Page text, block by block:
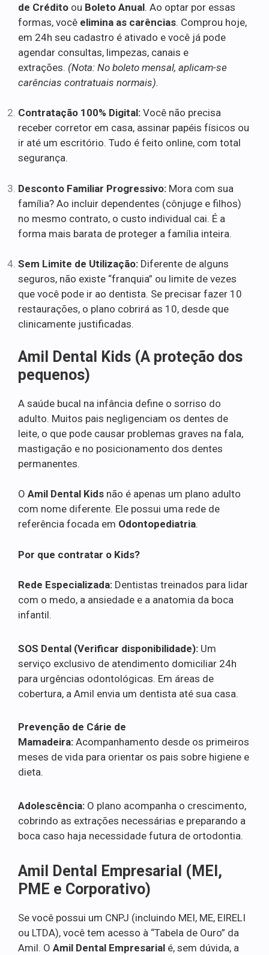
de Crédito ou Boleto Anual. Ao optar por essas
formas, você elimina as carências. Comprou hoje,
em 24h seu cadastro é ativado e você já pode
agendar consultas, limpezas, canais e
extrações. (Nota: No boleto mensal, aplicam-se
carências contratuais normais).
Contratação 100% Digital: Você não precisa
receber corretor em casa, assinar papéis físicos ou
ir até um escritório. Tudo é feito online, com total
segurança.
Desconto Familiar Progressivo: Mora com sua
família? Ao incluir dependentes (cônjuge e filhos)
no mesmo contrato, o custo individual cai. É a
forma mais barata de proteger a família inteira.
Sem Limite de Utilização: Diferente de alguns
seguros, não existe “franquia” ou limite de vezes
que você pode ir ao dentista. Se precisar fazer 10
restaurações, o plano cobrirá as 10, desde que
clinicamente justificadas.
Amil Dental Kids (A proteção dos
pequenos)
A saúde bucal na infância define o sorriso do
adulto. Muitos pais negligenciam os dentes de
leite, o que pode causar problemas graves na fala,
mastigação e no posicionamento dos dentes
permanentes.
O Amil Dental Kids não é apenas um plano adulto
com nome diferente. Ele possui uma rede de
referência focada em Odontopediatria.
Por que contratar o Kids?
Rede Especializada: Dentistas treinados para lidar
com o medo, a ansiedade e a anatomia da boca
infantil.
SOS Dental (Verificar disponibilidade): Um
serviço exclusivo de atendimento domiciliar 24h
para urgências odontológicas. Em áreas de
cobertura, a Amil envia um dentista até sua casa.
Prevenção de Cárie de
Mamadeira: Acompanhamento desde os primeiros
meses de vida para orientar os pais sobre higiene e
dieta.
Adolescência: O plano acompanha o crescimento,
cobrindo as extrações necessárias e preparando a
boca caso haja necessidade futura de ortodontia.
Amil Dental Empresarial (MEI,
PME e Corporativo)
Se você possui um CNPJ (incluindo MEI, ME, EIRELI
ou LTDA), você tem acesso à “Tabela de Ouro” da
Amil. O Amil Dental Empresarial é, sem dúvida, a